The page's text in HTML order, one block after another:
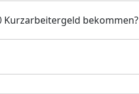
Kurzarbeitergeld bekommen?